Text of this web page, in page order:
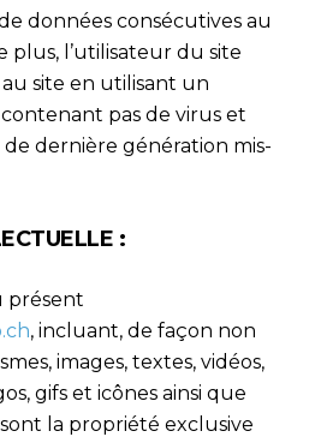
données consécutives au
plus, l’utilisateur du site
au site en utilisant un
pas de virus et
dernière génération mis-
:
présent
, incluant, de façon non
images, textes, vidéos,
gifs et icônes ainsi que
la propriété exclusive